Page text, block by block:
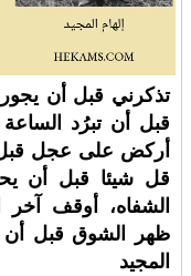
تذكرني قبل أن
قبل أن تبرُد
أركض على عجل قبل
قل شيئا قبل أن
الشفاه، أوقف
ظهر الشوق قبل أن
المجيد